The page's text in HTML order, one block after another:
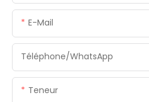
E-Mail
Téléphone/WhatsApp
Teneur